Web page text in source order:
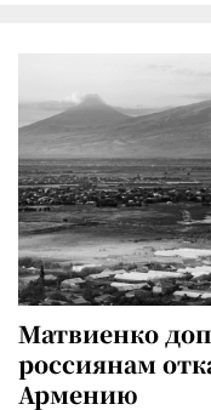
Матвиенко
россиянам
Армению